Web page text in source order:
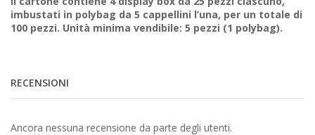
imbustati in polybag da 5 cappellini l’una, per un totale di
100 pezzi. Unità minima vendibile: 5 pezzi (1 polybag).
RECENSIONI
Ancora nessuna recensione da parte degli utenti.